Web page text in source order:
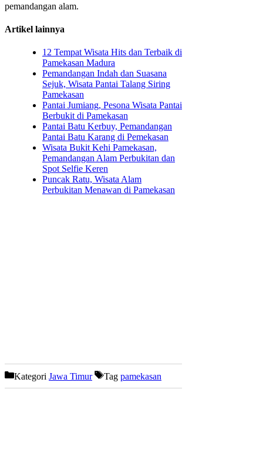
pemandangan alam.
Artikel lainnya
12 Tempat Wisata Hits dan Terbaik di
Pamekasan Madura
Pemandangan Indah dan Suasana
Sejuk, Wisata Pantai Talang Siring
Pamekasan
Pantai Jumiang, Pesona Wisata Pantai
Berbukit di Pamekasan
Pantai Batu Kerbuy, Pemandangan
Pantai Batu Karang di Pemekasan
Wisata Bukit Kehi Pamekasan,
Pemandangan Alam Perbukitan dan
Spot Selfie Keren
Puncak Ratu, Wisata Alam
Perbukitan Menawan di Pamekasan
Kategori Jawa Timur Tag pamekasan